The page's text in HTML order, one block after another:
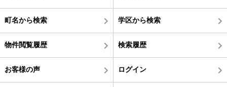
町名から検索 学区から検索
物件閲覧履歴 検索履歴
お客様の声 ログイン